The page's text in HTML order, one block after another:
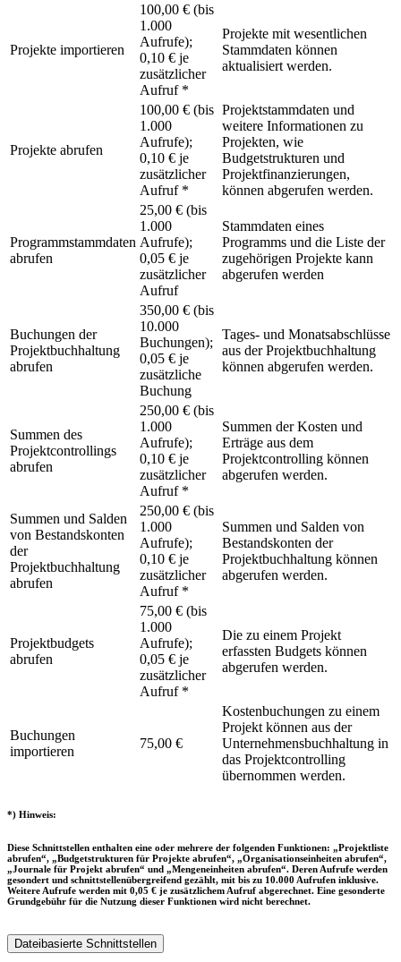
Projekte importieren
100,00 € (bis
1.000
Aufrufe);
0,10 € je
zusätzlicher
Aufruf *
Projekte mit wesentlichen
Stammdaten können
aktualisiert werden.
Projekte abrufen
100,00 € (bis
1.000
Aufrufe);
0,10 € je
zusätzlicher
Aufruf *
Projektstammdaten und
weitere Informationen zu
Projekten, wie
Budgetstrukturen und
Projektfinanzierungen,
können abgerufen werden.
Programmstammdaten
abrufen
25,00 € (bis
1.000
Aufrufe);
0,05 € je
zusätzlicher
Aufruf
Stammdaten eines
Programms und die Liste der
zugehörigen Projekte kann
abgerufen werden
Buchungen der
Projektbuchhaltung
abrufen
350,00 € (bis
10.000
Buchungen);
0,05 € je
zusätzliche
Buchung
Tages- und Monatsabschlüsse
aus der Projektbuchhaltung
können abgerufen werden.
Summen des
Projektcontrollings
abrufen
250,00 € (bis
1.000
Aufrufe);
0,10 € je
zusätzlicher
Aufruf *
Summen der Kosten und
Erträge aus dem
Projektcontrolling können
abgerufen werden.
Summen und Salden
von Bestandskonten
der
Projektbuchhaltung
abrufen
250,00 € (bis
1.000
Aufrufe);
0,10 € je
zusätzlicher
Aufruf *
Summen und Salden von
Bestandskonten der
Projektbuchhaltung können
abgerufen werden.
Projektbudgets
abrufen
75,00 € (bis
1.000
Aufrufe);
0,05 € je
zusätzlicher
Aufruf *
Die zu einem Projekt
erfassten Budgets können
abgerufen werden.
Buchungen
importieren
75,00 €
Kostenbuchungen zu einem
Projekt können aus der
Unternehmensbuchhaltung in
das Projektcontrolling
übernommen werden.
*) Hinweis:
Diese Schnittstellen enthalten eine oder mehrere der folgenden Funktionen: „Projektliste
abrufen“, „Budgetstrukturen für Projekte abrufen“, „Organisationseinheiten abrufen“,
„Journale für Projekt abrufen“ und „Mengeneinheiten abrufen“. Deren Aufrufe werden
gesondert und schnittstellenübergreifend gezählt, mit bis zu 10.000 Aufrufen inklusive.
Weitere Aufrufe werden mit 0,05 € je zusätzlichem Aufruf abgerechnet. Eine gesonderte
Grundgebühr für die Nutzung dieser Funktionen wird nicht berechnet.
Dateibasierte Schnittstellen